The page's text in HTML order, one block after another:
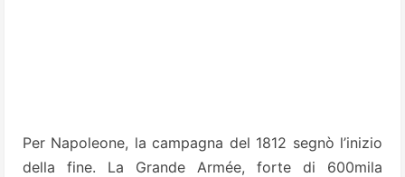
Per Napoleone, la campagna del 1812 segnò l’inizio
della fine. La Grande Armée, forte di 600mila